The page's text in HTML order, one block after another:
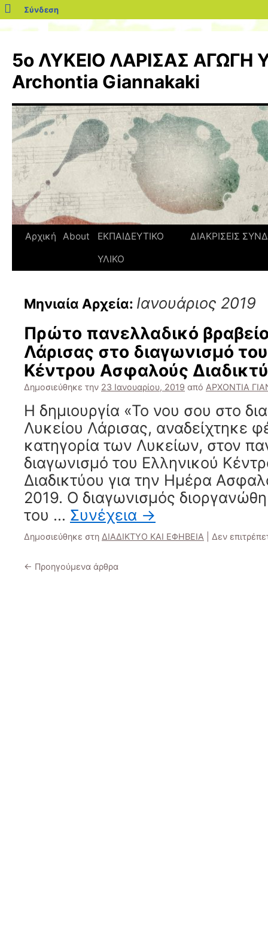
blogs.sch.gr
Σύνδεση
περιεχόμενο
5ο ΛΥΚΕΙΟ ΛΑΡΙΣΑΣ ΑΓΩΓΗ
Archontia Giannakaki
Αρχική About
ΕΚΠΑΙΔΕΥΤΙΚΟ
ΥΛΙΚΟ
ΔΙΑΚΡΙΣΕΙΣ
Μηνιαία Αρχεία: Ιανουάριος 2019
Πρώτο πανελλαδικό
Λάρισας στο διαγωνισμό
Κέντρου Ασφαλούς
Δημοσιεύθηκε την 23 Ιανουαρίου, 2019 από ΑΡΧΟΝΤΙΑ
Η δημιουργία «Το νου σου στο
Λυκείου Λάρισας, αναδείχτηκε
κατηγορία των Λυκείων, στον
διαγωνισμό του Ελληνικού
Διαδικτύου για την Ημέρα
2019. Ο διαγωνισμός
του … Συνέχεια →
Δημοσιεύθηκε στη ΔΙΑΔΙΚΤΥΟ ΚΑΙ ΕΦΗΒΕΙΑ Δεν
← Προηγούμενα άρθρα